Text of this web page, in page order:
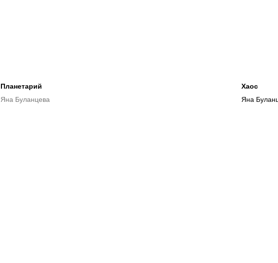
Планетарий
Яна Буланцева
Хаос
Яна